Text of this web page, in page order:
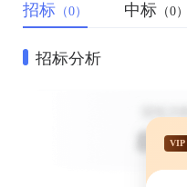
招标 （0） 中标 （0）
招标分析
VIP